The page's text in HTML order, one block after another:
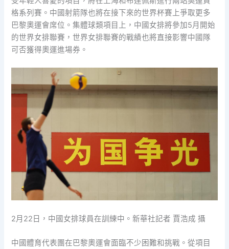
格系列賽。中國射箭隊也將在接下來的世界杯賽上爭取更多
巴黎奧運會席位。集體球類項目上，中國女排將參加5月開始
的世界女排聯賽，世界女排聯賽的戰績也將直接影響中國隊
可否獲得奧運進場券。
2月22日，中國女排球員在訓練中。新華社記者 賈浩成 攝
中國體育代表團在巴黎奧運會面臨不少困難和挑戰。從項目